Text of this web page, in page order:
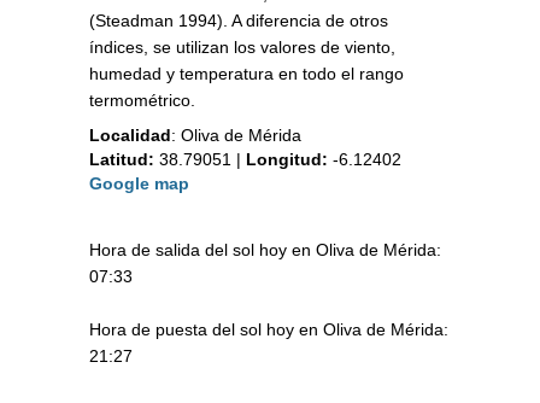
(Steadman 1994). A diferencia de otros
índices, se utilizan los valores de viento,
humedad y temperatura en todo el rango
termométrico.
Localidad: Oliva de Mérida
Latitud: 38.79051 | Longitud: -6.12402
Google map
Hora de salida del sol hoy en Oliva de Mérida:
07:33
Hora de puesta del sol hoy en Oliva de Mérida:
21:27